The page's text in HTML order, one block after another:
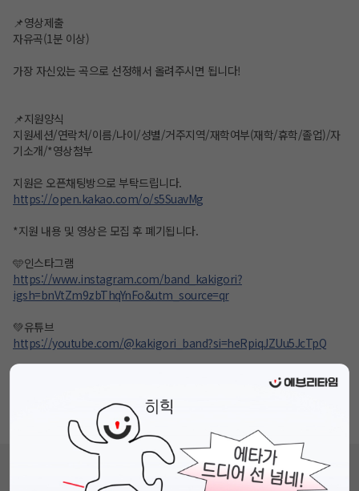
📌영상제출
자유곡(1분 이상)
가장 자신있는 곡으로 선정해서 올려주시면 됩니다!
📌지원양식
지원세션/연락처/이름/나이/성별/거주지역/재학여부(재학/휴학/졸업)/자
기소개/*영상첨부
지원은 오픈채팅방으로 부탁드립니다.
https://open.kakao.com/o/s5SuavMg
*지원 내용 및 영상은 모집 후 폐기됩니다.
🩵인스타그램
https://www.instagram.com/band_kakigori?
igsh=bnVtZm9zbThqYnFo&utm_source=qr
💚유튜브
https://youtube.com/@kakigori_band?si=heRpiqJZUu5JcTpQ
*대학생에 의해 자치적으로 운영되며, 정치, 종교, 시민단체와 전혀 관련이